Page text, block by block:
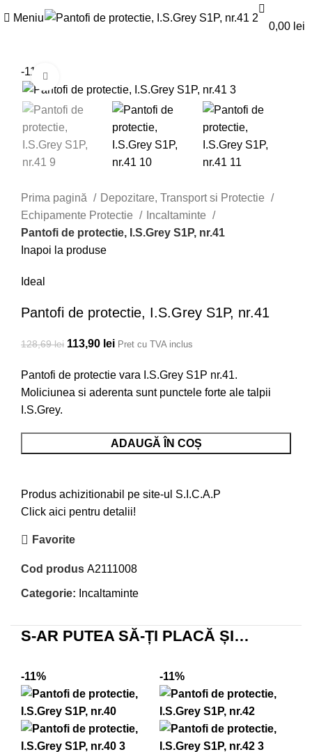
Meniu
0,00 lei
-11%
Prima pagină
Depozitare, Transport si Protectie
Echipamente Protectie
Incaltaminte
Pantofi de protectie, I.S.Grey S1P, nr.41
Inapoi la produse
Ideal
Pantofi de protectie, I.S.Grey S1P, nr.41
128,69lei Prețul inițial a fost: 128,69 lei.
113,90 lei Prețul curent este: 113,90 lei.
Pret cu TVA inclus
Pantofi de protectie vara I.S.Grey S1P nr.41.
Moliciunea si aderenta sunt punctele forte ale talpii
I.S.Grey.
Cantitate Pantofi de protectie, I.S.Grey S1P, nr.41
ADAUGĂ ÎN COȘ
Produs achizitionabil pe site-ul S.I.C.A.P
Click aici pentru detalii!
Favorite
Cod produs A2111008
Categorie: Incaltaminte
S-AR PUTEA SĂ-ȚI PLACĂ ȘI…
-11% -11%